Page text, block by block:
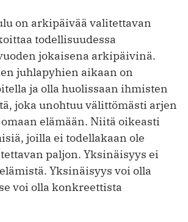
on arkipäivää valitettavan
todellisuudessa
jokaisena arkipäivinä.
juhlapyhien aikaan on
ja olla huolissaan ihmisten
joka unohtuu välittömästi arjen
elämään. Niitä oikeasti
joilla ei todellakaan ole
paljon. Yksinäisyys ei
Yksinäisyys voi olla
voi olla konkreettista